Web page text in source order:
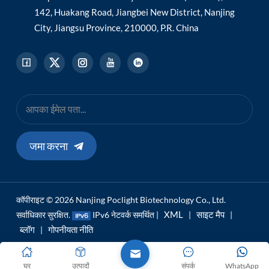
142, Huakang Road, Jiangbei New District, Nanjing
City, Jiangsu Province, 210000, P.R. China
जमा करना
कॉपीराइट © 2026 Nanjing Poclight Biotechnology Co., Ltd.
सर्वाधिकार सुरक्षित.
IPv6 नेटवर्क समर्थित | XML | साइट मैप |
ब्लॉग | गोपनीयता नीति
घर उत्पादों WhatsApp
संपर्क